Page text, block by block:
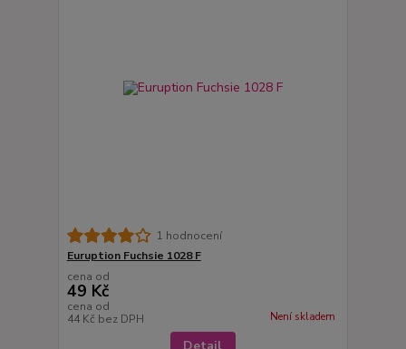
1 hodnocení
Euruption Fuchsie 1028 F
cena od
49 Kč
cena od
44 Kč bez DPH Není skladem